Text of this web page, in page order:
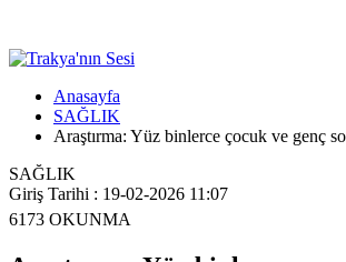
Anasayfa
SAĞLIK
Araştırma: Yüz binlerce çocuk ve genç
SAĞLIK
Giriş Tarihi : 19-02-2026 11:07
6173 OKUNMA